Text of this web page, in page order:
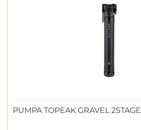
PUMPA TOPEAK GRAVEL 2STAGE